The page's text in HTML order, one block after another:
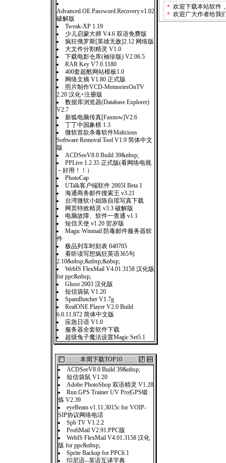
Advanced.OE.Password.Recovery.v1.02
破解版
Tweak-XP 1.19
少儿启蒙大师 V4.6 双语免费版
疯狂俄罗斯[英雄无敌]2.12 网络版
大文件分割精灵 V1.0
下载电影仓库(袖珍版) V2.06.5
RAR Key V7.0.1180
400套超酷网站模板1.0
网络文摘 V1.80 正式版
照片制作VCD-MemoriesOnTV
2.20 汉化+注册版
数据库浏览器(Database Explorer)
V2.7
新狐电脑传真[Faxnow]V2.6
丁丁中国象棋 1.3
微软首款杀毒软件Malicious
Software Removal Tool V1.9 简体中文
版
ACDSeeV8.0 Build 39&nbsp;
PPLive 1.2.35 正式版(看网络电视
－好用！！）
PhotoCap
UTalk客户端软件 2005I Beta 1
海通商务邮件搜索王 v3.21
台湾微软小姐陈自瑶写真下载
网页特效精灵 v3.3 破解版
电脑故障、软件一查通 v1.1
短信天使 v1.20 贺岁版
Magic Winmail 防毒邮件服务器软
件
极品列车时刻表 040705
看听读写想疯狂英语365句
2.10&nbsp;&nbsp;&nbsp;
WebIS FlexMail V4.01.3158 汉化版
for ppc&nbsp;
Ghost 2003 汉化版
短信袋鼠 V1.20
SpamButcher V1.7g
RealONE Player V2.0 Build
6.0.11.872 简体中文版
应急日语 V1.0
服务器全套软件下载
超级兔子魔法设置Magic Set5.1
本周下载TOP10
ACDSeeV8.0 Build 39&nbsp;
短信袋鼠 V1.20
Adobe PhotoShop 双语精灵 V1.28
Run.GPS Trainer UV Pro|GPS锻
炼 V2.39
eyeBeam v1.11.3015c for VOIP-
SIP协议网络电话
Spb TV V1.2.2
ProfiMail V2.91.PPC版
WebIS FlexMail V4.01.3158 汉化
版 for ppc&nbsp;
Sprite Backup for PPC6.1
印尼语--英语互译字典
＊ 欢迎下载本站软件
＊ 欢迎广大作者给我